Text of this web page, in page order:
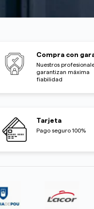
Compra con
Nuestros
garantizan máxima
fiabilidad
Tarjeta
Pago seguro 100%